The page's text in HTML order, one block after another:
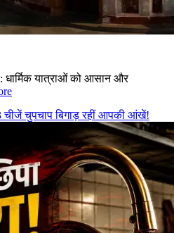
धार्मिक यात्राओं को आसान और
चुपचाप बिगाड़ रहीं आपकी आंखें!